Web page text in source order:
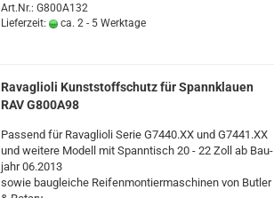
Art.Nr.: G800A132
Lieferzeit:
ca. 2 - 5 Werktage
Ra­vaglio­li Kunst­stoff­schutz für Spann­klau­en
RAV G800A98
Pas­send für Ra­vaglio­li Serie G7440.XX und G7441.XX
und wei­te­re Mo­dell mit Spann­tisch 20 - 22 Zoll ab Bau­
jahr 06.2013
sowie bau­glei­che Rei­fen­mon­tier­ma­schi­nen von But­ler